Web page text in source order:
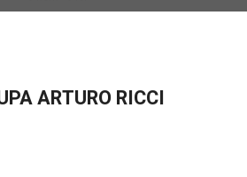
ARTURO RICCI